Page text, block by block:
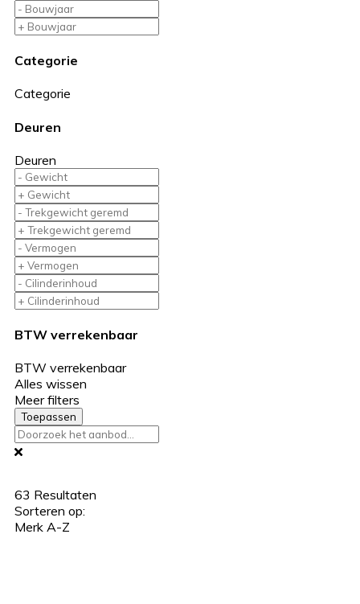
Categorie
Categorie
Deuren
Deuren
BTW verrekenbaar
BTW verrekenbaar
Alles wissen
Meer filters
Toepassen
63 Resultaten
Sorteren op:
Merk A-Z